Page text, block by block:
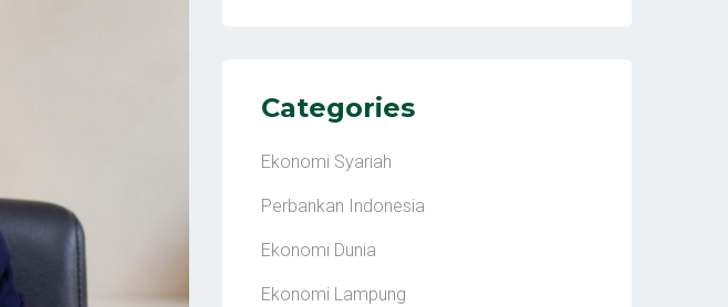
Categories
Ekonomi Syariah
Perbankan Indonesia
Ekonomi Dunia
Ekonomi Lampung